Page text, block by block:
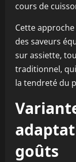
cours de
Cette
des saveurs
sur assiette,
traditionnel,
la tendreté du
goûts